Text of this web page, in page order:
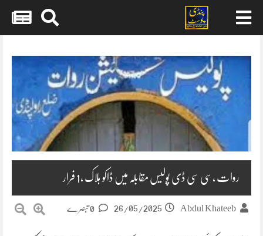
content
روات ،سی سی ڈی پولیس مقابلہ میں ڈاکو ہلاک ،1 فرار
Abdul Khateeb
26/05/2025